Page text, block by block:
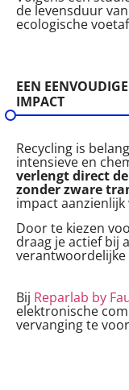
de levensduur
ecologische
EEN
IMPACT
Recycling is
intensieve en
verlengt direct
zonder zware
impact
Door te kiezen
draag je actief bij
Bij Reparlab by
elektronische
vervanging te